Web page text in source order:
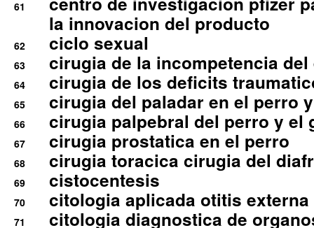
61
la innovacion del producto
62 ciclo sexual
63 cirugia de la incompetencia
64 cirugia de los deficits
65 cirugia del paladar en el perro
66 cirugia palpebral del perro y el
67 cirugia prostatica en el perro
68 cirugia toracica cirugia del
69 cistocentesis
70 citologia aplicada otitis externa
71
citologia diagnostica de